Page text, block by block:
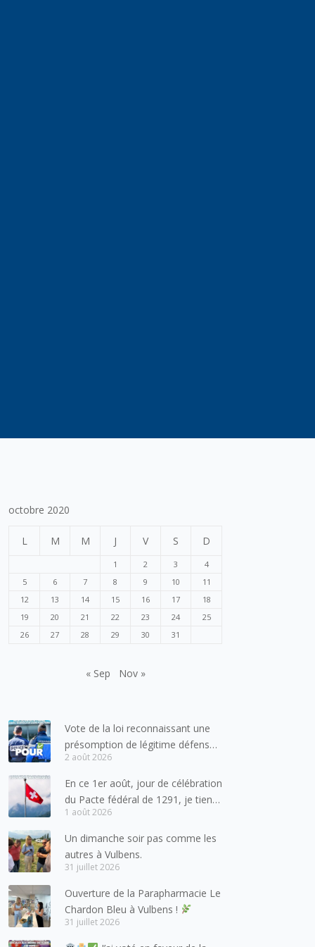
octobre 2020
L M M J V S D
1 2 3
4
5
6 7 8 9 10
11
12
13 14 15 16 17
18
19
20 21 22 23 24
25
26
27 28 29 30 31
« Sep Nov »
Vote de la loi reconnaissant une
présomption de légitime défense
pour les forces de l’ordre
2 août 2026
En ce 1er août, jour de célébration
du Pacte fédéral de 1291, je tiens
à adresser mes meilleures
salutations à nos voisins et amis
suisses, et plus particulièrement
aux habitants du bassin genevois
lesquels la Haute-Savoie
entretient des liens étroits et
quotidiens.
1 août 2026
Un dimanche soir pas comme les
autres à Vulbens.
31 juillet 2026
Ouverture de la Parapharmacie Le
Chardon Bleu à Vulbens !
31 juillet 2026